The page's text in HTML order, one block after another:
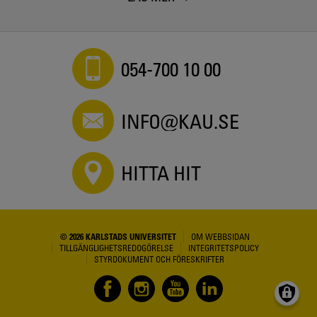
054-700 10 00
INFO@KAU.SE
HITTA HIT
© 2026 KARLSTADS UNIVERSITET
OM WEBBSIDAN
TILLGÄNGLIGHETSREDOGÖRELSE
INTEGRITETSPOLICY
STYRDOKUMENT OCH FÖRESKRIFTER